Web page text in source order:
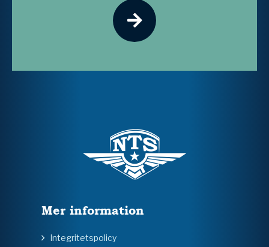
Mer information
Integritetspolicy